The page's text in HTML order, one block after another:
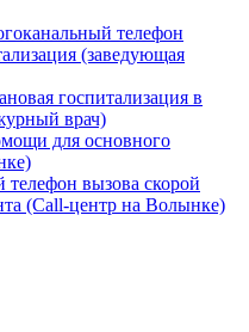
телефон
(заведующая
госпитализация в
врач)
для основного
вызова скорой
(Call-центр на Волынке)